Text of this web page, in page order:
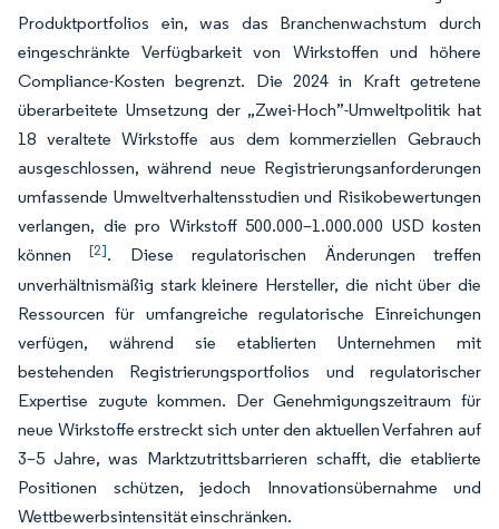
Produktportfolios ein, was das Branchenwachstum durch
eingeschränkte Verfügbarkeit von Wirkstoffen und höhere
Compliance-Kosten begrenzt. Die 2024 in Kraft getretene
überarbeitete Umsetzung der „Zwei-Hoch”-Umweltpolitik hat
18 veraltete Wirkstoffe aus dem kommerziellen Gebrauch
ausgeschlossen, während neue Registrierungsanforderungen
umfassende Umweltverhaltensstudien und Risikobewertungen
verlangen, die pro Wirkstoff 500.000–1.000.000 USD kosten
können[2]. Diese regulatorischen Änderungen treffen
unverhältnismäßig stark kleinere Hersteller, die nicht über die
Ressourcen für umfangreiche regulatorische Einreichungen
verfügen, während sie etablierten Unternehmen mit
bestehenden Registrierungsportfolios und regulatorischer
Expertise zugute kommen. Der Genehmigungszeitraum für
neue Wirkstoffe erstreckt sich unter den aktuellen Verfahren auf
3–5 Jahre, was Marktzutrittsbarrieren schafft, die etablierte
Positionen schützen, jedoch Innovationsübernahme und
Wettbewerbsintensität einschränken.